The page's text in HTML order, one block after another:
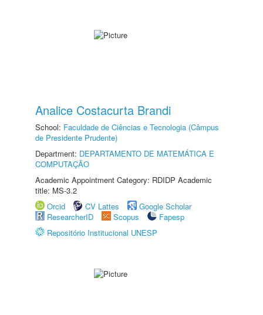
Analice Costacurta Brandi
School: Faculdade de Ciências e Tecnologia (Câmpus
de Presidente Prudente)
Department: DEPARTAMENTO DE MATEMÁTICA E
COMPUTAÇÃO
Academic Appointment Category: RDIDP Academic
title: MS-3.2
Orcid
CV Lattes
Google Scholar
ResearcherID
Scopus
Fapesp
Repositório Institucional UNESP